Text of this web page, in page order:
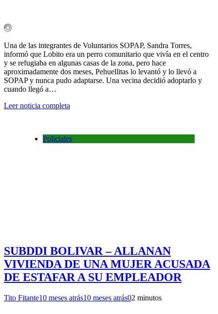
Una de las integrantes de Voluntarios SOPAP, Sandra Torres,
informó que Lobito era un perro comunitario que vivía en el centro
y se refugiaba en algunas casas de la zona, pero hace
aproximadamente dos meses, Pehuellitas lo levantó y lo llevó a
SOPAP y nunca pudo adaptarse. Una vecina decidió adoptarlo y
cuando llegó a…
Leer noticia completa
Policiales
SUBDDI BOLIVAR – ALLANAN
VIVIENDA DE UNA MUJER ACUSADA
DE ESTAFAR A SU EMPLEADOR
Tito Fitante10 meses atrás10 meses atrás02 minutos